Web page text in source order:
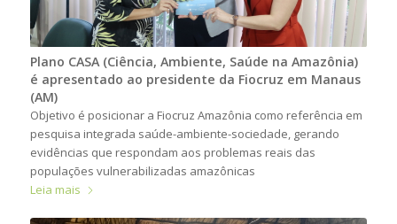
Plano CASA (Ciência, Ambiente, Saúde na Amazônia)
é apresentado ao presidente da Fiocruz em Manaus
(AM)
Objetivo é posicionar a Fiocruz Amazônia como referência em
pesquisa integrada saúde-ambiente-sociedade, gerando
evidências que respondam aos problemas reais das
populações vulnerabilizadas amazônicas
Leia mais